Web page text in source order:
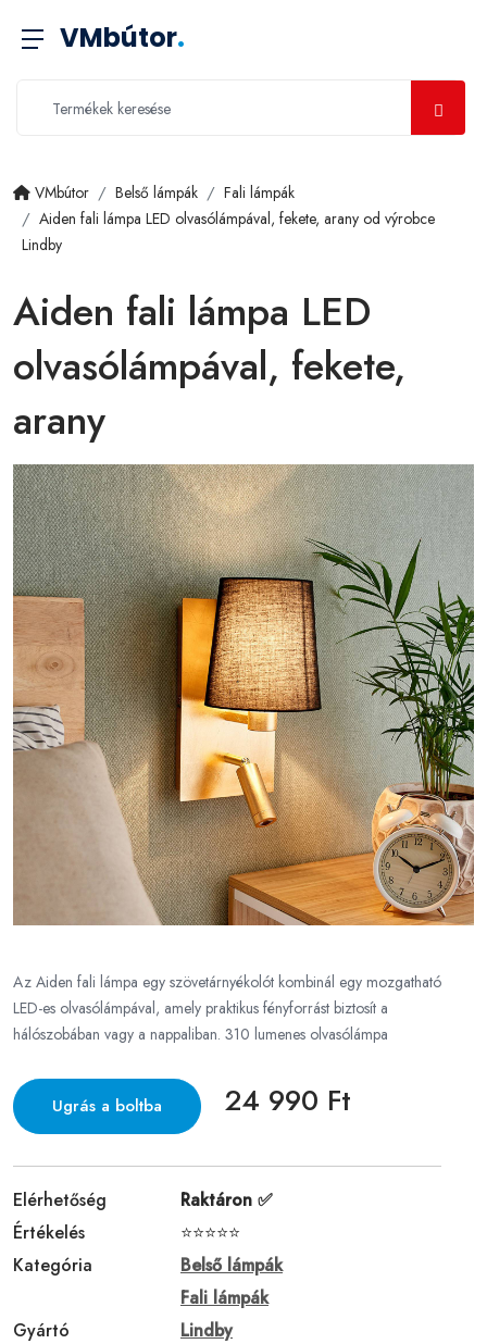
VMbútor.
VMbútor Belső lámpák
Fali lámpák
Aiden fali lámpa LED olvasólámpával, fekete, arany od výrobce
Lindby
Aiden fali lámpa LED
olvasólámpával, fekete,
arany
Az Aiden fali lámpa egy szövetárnyékolót kombinál egy mozgatható
LED-es olvasólámpával, amely praktikus fényforrást biztosít a
hálószobában vagy a nappaliban. 310 lumenes olvasólámpa
Ugrás a boltba 24 990 Ft
Elérhetőség
Raktáron ✅
Értékelés
⭐⭐⭐⭐⭐
Kategória
Belső lámpák
Fali lámpák
Gyártó
Lindby